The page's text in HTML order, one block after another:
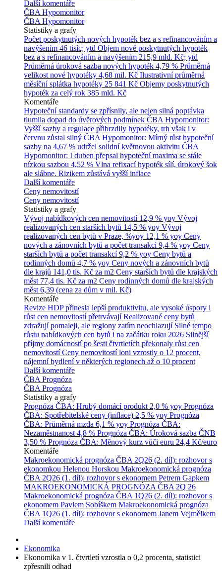
Další komentáře
ČBA Hypomonitor
ČBA Hypomonitor
Statistiky a grafy
Počet poskytnutých nových hypoték bez a s refinancováním a
navýšením 46 tisíc; ytd Objem nově poskytnutých hypoték
bez a s refinancováním a navýšením 215,9 mld. Kč; ytd
Průměrná úroková sazba nových hypoték 4,79 % Průměrná
velikost nové hypotéky 4,68 mil. Kč Ilustrativní průměrná
měsíční splátka hypotéky 25 841 Kč Objemy poskytnutých
hypoték za celý rok 385 mld. Kč
Komentáře
Hypoteční standardy se zpřísnily, ale nejen silná poptávka
tlumila dopad do úvěrových podmínek ČBA Hypomonitor:
Vyšší sazby a regulace přibrzdily hypotéky, trh však i v
červnu zůstal silný ČBA Hypomonitor: Mírný růst hypoteční
sazby na 4,67 % udržel solidní květnovou aktivitu ČBA
Hypomonitor: I duben přepsal hypoteční maxima se stále
nízkou sazbou 4,52 % Vlna refixací hypoték sílí, úrokový šok
ale slábne. Rizikem zůstává vyšší inflace
Další komentáře
Ceny nemovitostí
Ceny nemovitostí
Statistiky a grafy
Vývoj nabídkových cen nemovitostí 12,9 % yoy Vývoj
realizovaných cen starších bytů 14,5 % yoy Vývoj
realizovaných cen bytů v Praze, %yoy 12,1 % yoy Ceny
nových a zánovních bytů a počet transakcí 9,4 % yoy Ceny
starších bytů a počet transakcí 9,2 % yoy Ceny bytů a
rodinných domů 4,7 % yoy Ceny nových a zánovních bytů
dle krajů 141,0 tis. Kč za m2 Ceny starších bytů dle krajských
měst 77,4 tis. Kč za m2 Ceny rodinných domů dle krajských
měst 6,39 (cena za dům v mil. Kč)
Komentáře
Revize HDP přinesla lepší produktivitu, ale vysoké úspory i
růst cen nemovitostí přetrvávají Realizované ceny bytů
zdražují pomaleji, ale regiony zatím neochlazují Silné tempo
růstu nabídkových cen bytů i na začátku roku 2026 Silnější
příjmy domácností po šesti čtvrtletích překonaly růst cen
nemovitostí Ceny nemovitostí loni vzrostly o 12 procent,
nájemní bydlení v některých regionech až o 10 procent
Další komentáře
ČBA Prognóza
ČBA Prognóza
Statistiky a grafy
Prognóza ČBA: Hrubý domácí produkt 2,0 % yoy Prognóza
ČBA: Spotřebitelské ceny (inflace) 2,5 % yoy Prognóza
ČBA: Průměrná mzda 6,1 % yoy Prognóza ČBA:
Nezaměstnanost 4,8 % Prognóza ČBA: Úroková sazba ČNB
3,50 % Prognóza ČBA: Měnový kurz vůči euru 24,4 Kč/euro
Komentáře
Makroekonomická prognóza ČBA 2Q26 (2. díl): rozhovor s
ekonomkou Helenou Horskou Makroekonomická prognóza
ČBA 2Q26 (1. díl): rozhovor s ekonomem Petrem Gapkem
MAKROEKONOMICKÁ PROGNÓZA ČBA 2Q 26
Makroekonomická prognóza ČBA 1Q26 (2. díl): rozhovor s
ekonomem Pavlem Sobíškem Makroekonomická prognóza
ČBA 1Q26 (1. díl): rozhovor s ekonomem Janem Vejmělkem
Další komentáře
Ekonomika
Ekonomika v 1. čtvrtletí vzrostla o 0,2 procenta, statistici
zpřesnili odhad